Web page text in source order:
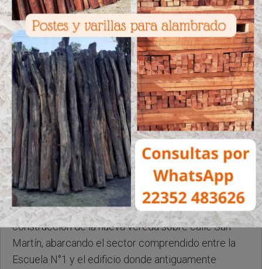
Jueves, 14 de Mayo de 2026 . 09:32 Hs.
Esta semana comenzaron los trabajos de
construcción de la nueva vereda sobre calle San
Martín, abarcando el sector comprendido entre la
Escuela N°1 y el edificio donde antiguamente